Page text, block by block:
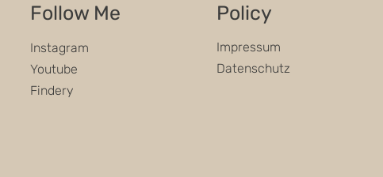
Follow Me
Instagram
Youtube
Findery
Policy
Impressum
Datenschutz